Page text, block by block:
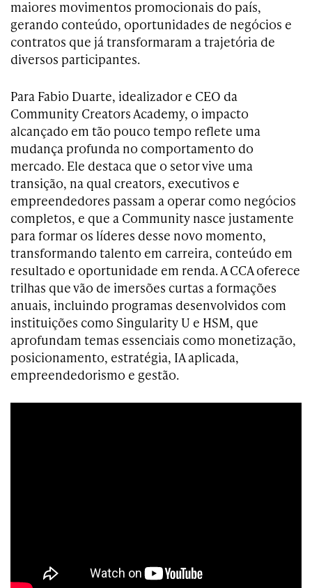
maiores movimentos promocionais do país,
gerando conteúdo, oportunidades de negócios e
contratos que já transformaram a trajetória de
diversos participantes.
Para Fabio Duarte, idealizador e CEO da
Community Creators Academy, o impacto
alcançado em tão pouco tempo reflete uma
mudança profunda no comportamento do
mercado. Ele destaca que o setor vive uma
transição, na qual creators, executivos e
empreendedores passam a operar como negócios
completos, e que a Community nasce justamente
para formar os líderes desse novo momento,
transformando talento em carreira, conteúdo em
resultado e oportunidade em renda. A CCA oferece
trilhas que vão de imersões curtas a formações
anuais, incluindo programas desenvolvidos com
instituições como Singularity U e HSM, que
aprofundam temas essenciais como monetização,
posicionamento, estratégia, IA aplicada,
empreendedorismo e gestão.